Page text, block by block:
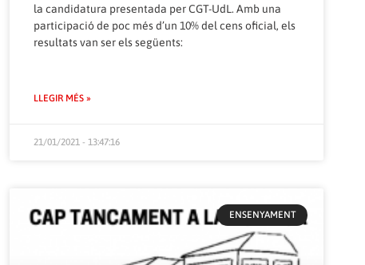
la candidatura presentada per CGT-UdL. Amb una
participació de poc més d’un 10% del cens oficial, els
resultats van ser els següents:
LLEGIR MÉS »
21/01/2021 - 13:47:16
ENSENYAMENT